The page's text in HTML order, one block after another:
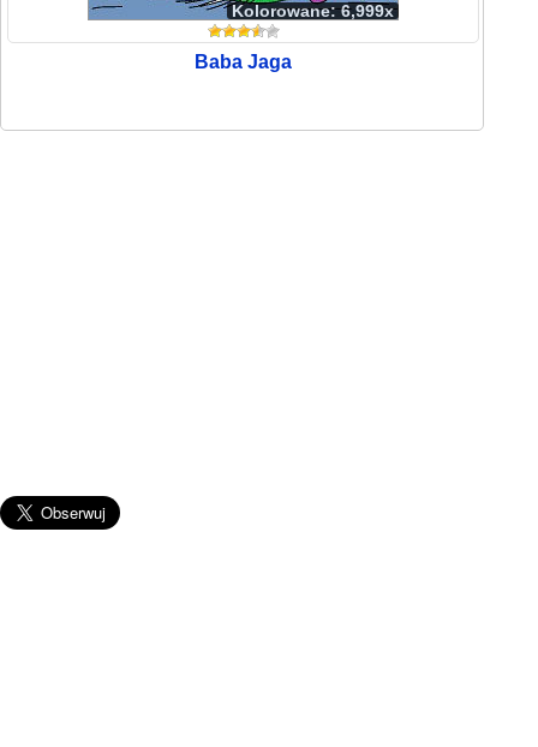
Kolorowane: 6,999x
Baba Jaga